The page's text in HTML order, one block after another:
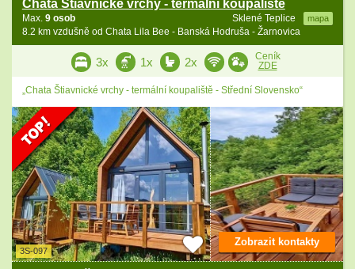
Chata Štiavnické vrchy - termální koupaliště
Sklené Teplice mapa
Max. 9 osob
8.2 km vzdušně od Chata Lila Bee - Banská Hodruša - Žarnovica
3x 1x 2x
Ceník
ZDE
„Chata Štiavnické vrchy - termální koupaliště - Střední Slovensko“
3S-097
Zobrazit kontakty